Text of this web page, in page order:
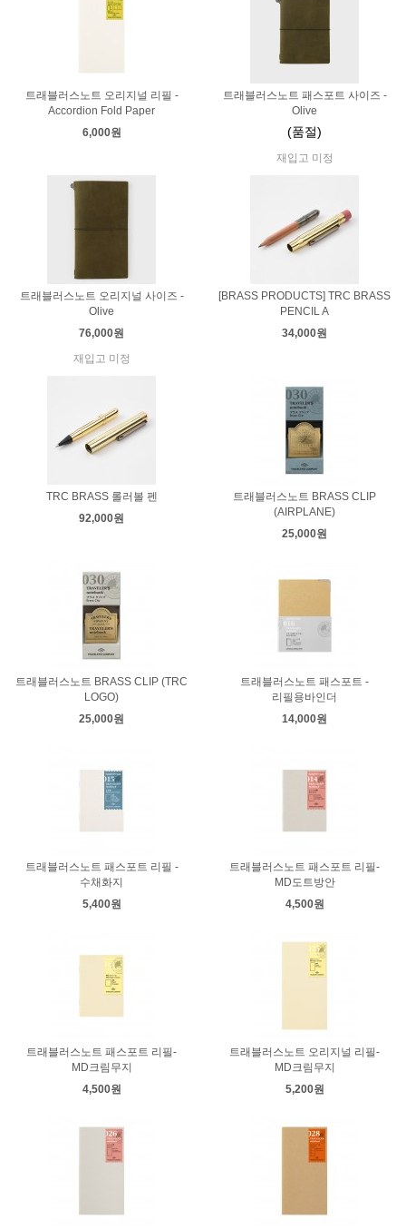
트래블러스노트 오리지널 리필 -
Accordion Fold Paper
6,000원
트래블러스노트 패스포트 사이즈 -
Olive
(품절)
재입고 미정
트래블러스노트 오리지널 사이즈 -
Olive
76,000원
재입고 미정
[BRASS PRODUCTS] TRC BRASS
PENCIL A
34,000원
TRC BRASS 롤러볼 펜
92,000원
트래블러스노트 BRASS CLIP
(AIRPLANE)
25,000원
트래블러스노트 BRASS CLIP (TRC
LOGO)
25,000원
트래블러스노트 패스포트 -
리필용바인더
14,000원
트래블러스노트 패스포트 리필 -
수채화지
5,400원
트래블러스노트 패스포트 리필-
MD도트방안
4,500원
트래블러스노트 패스포트 리필-
MD크림무지
4,500원
트래블러스노트 오리지널 리필-
MD크림무지
5,200원